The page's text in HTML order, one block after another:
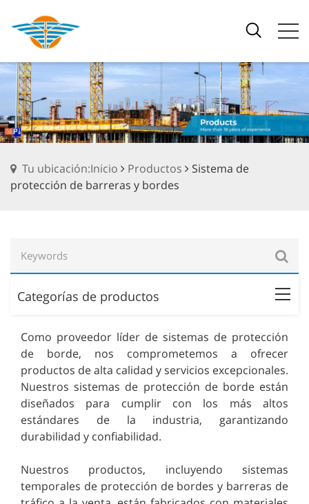
Tu ubicación:Inicio Productos
Sistema de
protección de barreras y bordes
Categorías de productos
Como proveedor líder de sistemas de protección
de borde, nos comprometemos a ofrecer
productos de alta calidad y servicios excepcionales.
Nuestros sistemas de protección de borde están
diseñados para cumplir con los más altos
estándares de la industria, garantizando
durabilidad y confiabilidad.
Nuestros productos, incluyendo sistemas
temporales de protección de bordes y barreras de